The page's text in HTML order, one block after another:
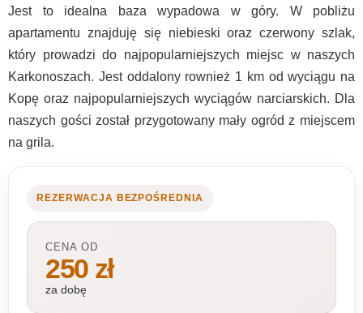
Jest to idealna baza wypadowa w góry. W pobliżu
apartamentu znajduję się niebieski oraz czerwony szlak,
który prowadzi do najpopularniejszych miejsc w naszych
Karkonoszach. Jest oddalony rownież 1 km od wyciągu na
Kopę oraz najpopularniejszych wyciągów narciarskich. Dla
naszych gości został przygotowany mały ogród z miejscem
na grila.
REZERWACJA BEZPOŚREDNIA
CENA OD
250 zł
za dobę